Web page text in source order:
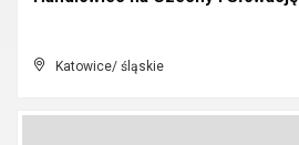
Katowice/ śląskie